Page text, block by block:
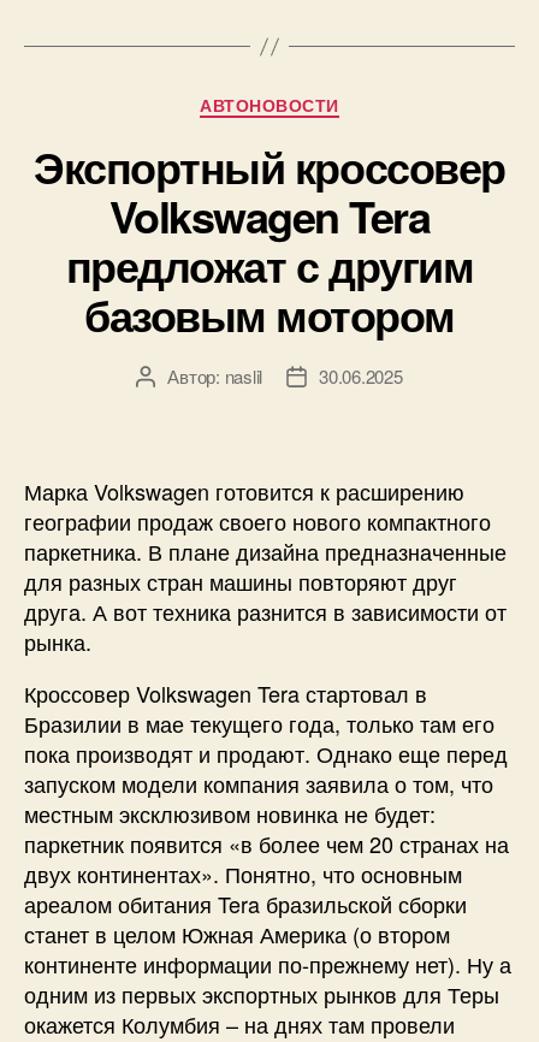
Рубрики
АВТОНОВОСТИ
Экспортный кроссовер
Volkswagen Tera
предложат с другим
базовым мотором
АвторАвтор: naslil
Дата30.06.2025
Марка Volkswagen готовится к расширению
географии продаж своего нового компактного
паркетника. В плане дизайна предназначенные
для разных стран машины повторяют друг
друга. А вот техника разнится в зависимости от
рынка.
Кроссовер Volkswagen Tera стартовал в
Бразилии в мае текущего года, только там его
пока производят и продают. Однако еще перед
запуском модели компания заявила о том, что
местным эксклюзивом новинка не будет:
паркетник появится «в более чем 20 странах на
двух континентах». Понятно, что основным
ареалом обитания Tera бразильской сборки
станет в целом Южная Америка (о втором
континенте информации по-прежнему нет). Ну а
одним из первых экспортных рынков для Теры
окажется Колумбия – на днях там провели